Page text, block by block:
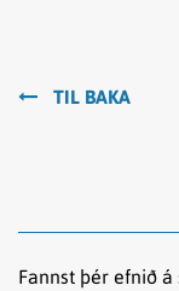
TIL BAKA
Fannst þér efnið